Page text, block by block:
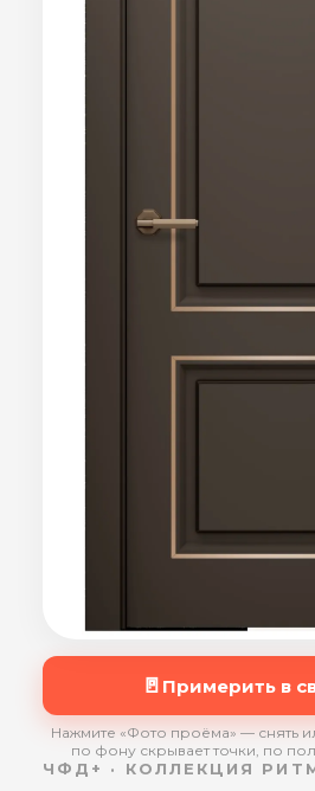
🚪 Примерить в
Нажмите «Фото проёма» — снять
по фону скрывает точки, по
ЧФД+ · КОЛЛЕКЦИЯ